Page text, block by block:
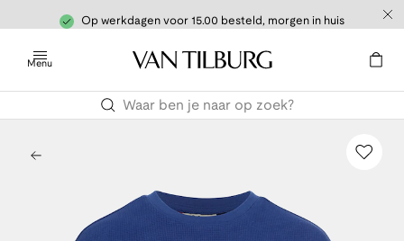
Op werkdagen voor 15.00 besteld, morgen in huis
Menu